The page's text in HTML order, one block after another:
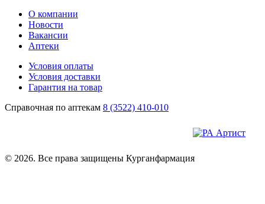
О компании
Новости
Вакансии
Аптеки
Условия оплаты
Условия доставки
Гарантия на товар
Справочная по аптекам 8 (3522) 410-010
© 2026. Все права защищены Курганфармация